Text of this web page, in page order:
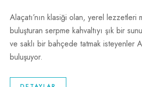
Alaçatı’nın klasiği olan, yerel lezzetleri
buluşturan serpme kahvaltıyı şık bir
ve saklı bir bahçede tatmak isteyenler
buluşuyor.